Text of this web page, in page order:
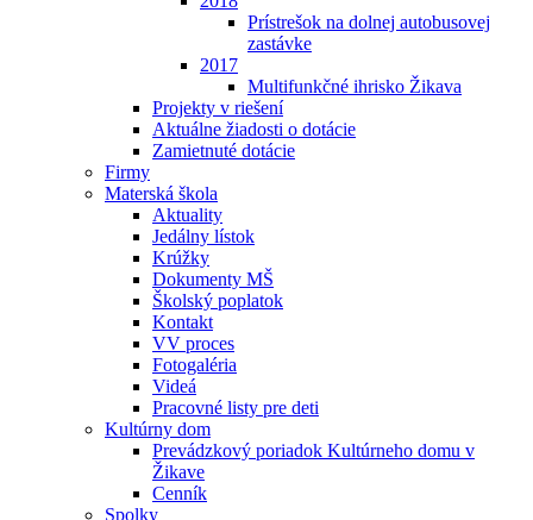
Prístrešok na dolnej autobusovej
zastávke
2017
Multifunkčné ihrisko Žikava
Projekty v riešení
Aktuálne žiadosti o dotácie
Zamietnuté dotácie
Firmy
Materská škola
Aktuality
Jedálny lístok
Krúžky
Dokumenty MŠ
Školský poplatok
Kontakt
VV proces
Fotogaléria
Videá
Pracovné listy pre deti
Kultúrny dom
Prevádzkový poriadok Kultúrneho domu v
Žikave
Cenník
Spolky